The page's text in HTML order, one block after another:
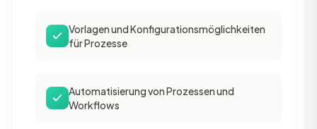
Vorlagen und Konfigurationsmöglichkeiten
für Prozesse
Automatisierung von Prozessen und
Workflows